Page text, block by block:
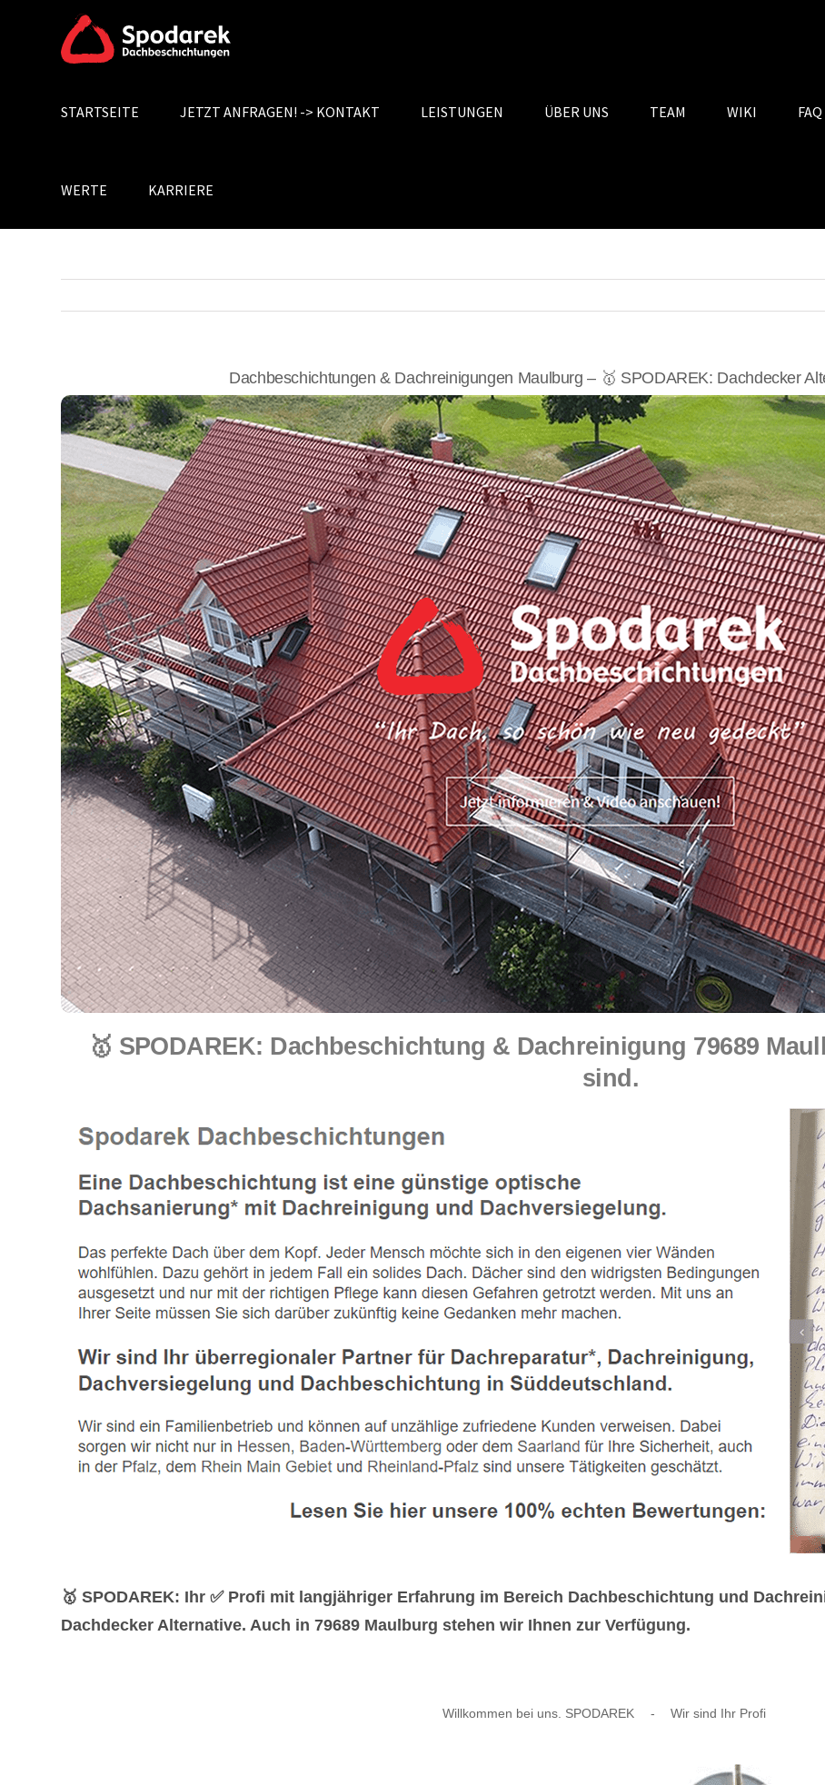
Search
STARTSEITE JETZT ANFRAGEN! -> KONTAKT LEISTUNGEN ÜBER UNS TEAM WIKI FAQ
WERTE KARRIERE
Dachbeschichtungen & Dachreinigungen Maulburg – 🥇 SPODAREK: Dachdecker
🥇 SPODAREK: Dachbeschichtung & Dachreinigung 79689
sind.
🥇 SPODAREK: Ihr ✅ Profi mit langjähriger Erfahrung im Bereich Dachbeschichtung und
Dachdecker Alternative. Auch in 79689 Maulburg stehen wir Ihnen zur Verfügung.
Willkommen bei uns. SPODAREK - Wir sind Ihr Profi